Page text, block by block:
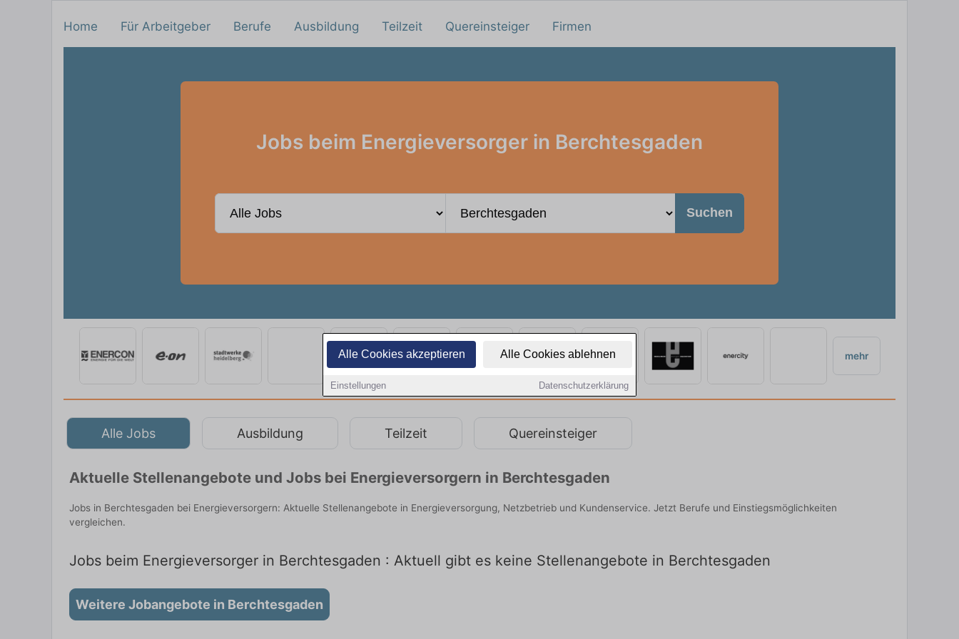
Alle Cookies akzeptieren Alle Cookies ablehnen
Einstellungen Datenschutzerklärung
Home Für Arbeitgeber Berufe Ausbildung Teilzeit Quereinsteiger Firmen
Jobs beim Energieversorger in Berchtesgaden
Suchen
mehr
Alle Jobs Ausbildung Teilzeit Quereinsteiger
Aktuelle Stellenangebote und Jobs bei Energieversorgern in Berchtesgaden
Jobs in Berchtesgaden bei Energieversorgern: Aktuelle Stellenangebote in Energieversorgung, Netzbetrieb und Kundenservice. Jetzt Berufe und Einstiegsmöglichkeiten
vergleichen.
Jobs beim Energieversorger in Berchtesgaden : Aktuell gibt es keine Stellenangebote in Berchtesgaden
Weitere Jobangebote in Berchtesgaden